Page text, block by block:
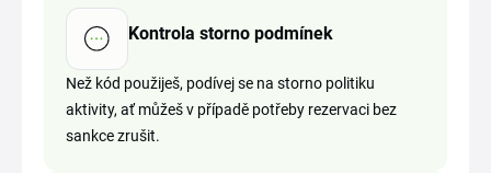
Kontrola storno podmínek
Než kód použiješ, podívej se na storno politiku
aktivity, ať můžeš v případě potřeby rezervaci bez
sankce zrušit.